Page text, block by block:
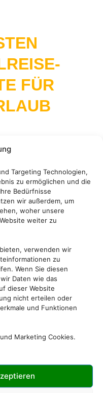
Targeting Technologien,
zu ermöglichen und die
Bedürfnisse
wir außerdem, um
woher unsere
weiter zu
verwenden wir
zu
Wenn Sie diesen
Daten wie das
dieser Website
nicht erteilen oder
und Funktionen
Marketing Cookies.
FÜR
die USA oder
gibt so viel zu
und mit unseren
Sie Ihre
vollen Vielfalt.
Rundreiseangeboten